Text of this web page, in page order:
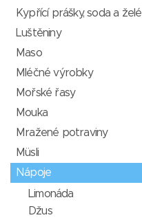
Kypřící prášky, soda a želé
Luštěniny
Maso
Mléčné výrobky
Mořské řasy
Mouka
Mražené potraviny
Müsli
Nápoje
Limonáda
Džus